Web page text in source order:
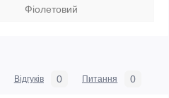
Фіолетовий
Відгуків 0 Питання 0